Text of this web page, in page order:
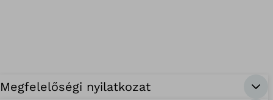
Megfelelőségi nyilatkozat